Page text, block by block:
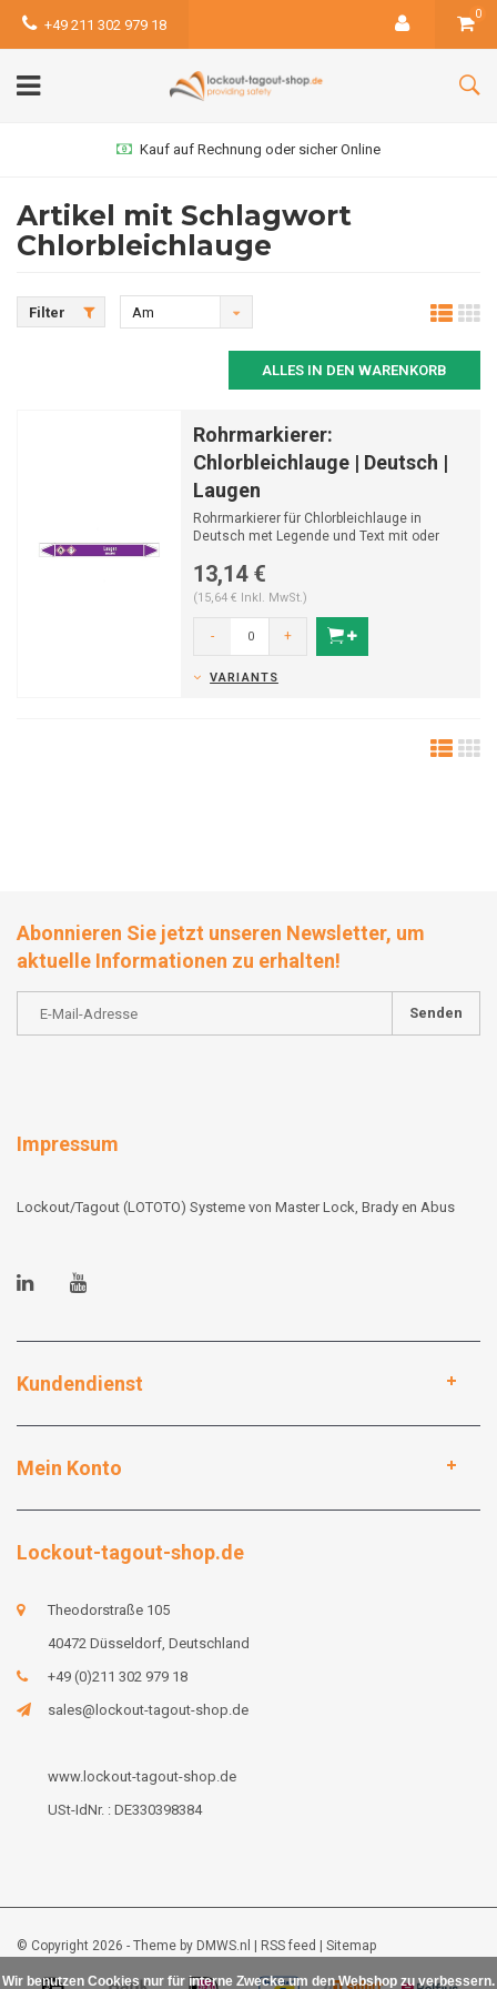
+49 211 302 979 18
0
Kauf auf Rechnung oder sicher Online
Artikel mit Schlagwort
Chlorbleichlauge
Filter
Am
ALLES IN DEN WARENKORB
Rohrmarkierer:
Chlorbleichlauge | Deutsch |
Laugen
Rohrmarkierer für Chlorbleichlauge in
Deutsch met Legende und Text mit oder
13,14 €
(15,64 € Inkl. MwSt.)
- +
VARIANTS
Abonnieren Sie jetzt unseren Newsletter, um
aktuelle Informationen zu erhalten!
Senden
Impressum
Lockout/Tagout (LOTOTO) Systeme von Master Lock, Brady en Abus
Kundendienst
Mein Konto
Lockout-tagout-shop.de
Theodorstraße 105
40472 Düsseldorf, Deutschland
+49 (0)211 302 979 18
sales@lockout-tagout-shop.de
www.lockout-tagout-shop.de
USt-IdNr. : DE330398384
© Copyright 2026 - Theme by DMWS.nl RSS feed Sitemap
Wir benutzen Cookies nur für interne Zwecke um den Webshop zu verbessern.